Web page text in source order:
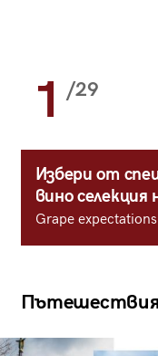
1 /29
Избери от
вино селекция
Grape
Пътешествия